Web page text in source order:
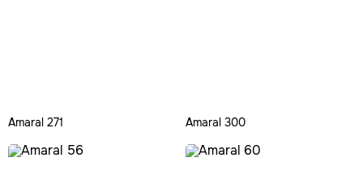
Amaral 271 Amaral 300